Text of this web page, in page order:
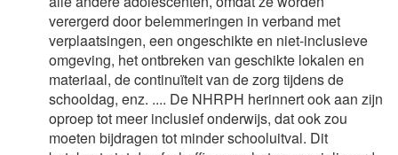
verergerd door belemmeringen in verband met
verplaatsingen, een ongeschikte en niet-inclusieve
omgeving, het ontbreken van geschikte lokalen en
materiaal, de continuïteit van de zorg tijdens de
schooldag, enz. .... De NHRPH herinnert ook aan zijn
oproep tot meer inclusief onderwijs, dat ook zou
moeten bijdragen tot minder schooluitval. Dit